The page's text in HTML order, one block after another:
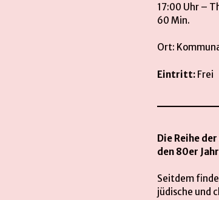
17:00 Uhr –
60 Min.
Ort:
Eintritt: Frei
Die Reihe
den 80er
Seitdem
jüdische und